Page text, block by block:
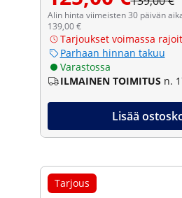
Alin hinta viimeisten 30 päivän
139,00 €
Tarjoukset voimassa
Parhaan hinnan takuu
Varastossa
ILMAINEN TOIMITUS n.
Lisää
Tarjous